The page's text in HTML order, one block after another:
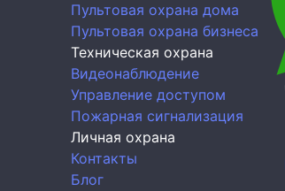
Пультовая охрана дома
Пультовая охрана бизнеса
Техническая охрана
Видеонаблюдение
Управление доступом
Пожарная сигнализация
Личная охрана
Контакты
Блог